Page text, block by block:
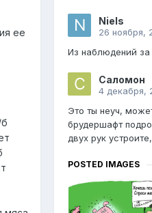
ее
Niels
26 ноября,
Из наблюдений
Саломон
4 декабря,
Это ты неуч,
брудершафт
двух рук
POSTED IMAGES